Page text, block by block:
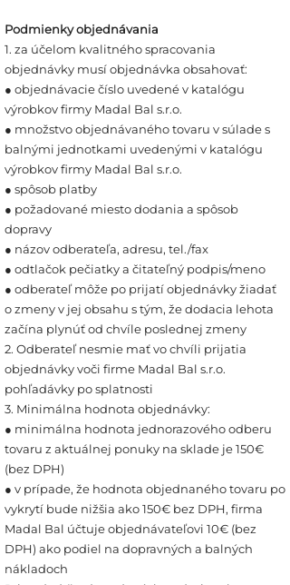
Podmienky objednávania
1. za účelom kvalitného spracovania
objednávky musí objednávka obsahovať:
● objednávacie číslo uvedené v katalógu
výrobkov firmy Madal Bal s.r.o.
● množstvo objednávaného tovaru v súlade s
balnými jednotkami uvedenými v katalógu
výrobkov firmy Madal Bal s.r.o.
● spôsob platby
● požadované miesto dodania a spôsob
dopravy
● názov odberateľa, adresu, tel./fax
● odtlačok pečiatky a čitateľný podpis/meno
● odberateľ môže po prijatí objednávky žiadať
o zmeny v jej obsahu s tým, že dodacia lehota
začína plynúť od chvíle poslednej zmeny
2. Odberateľ nesmie mať vo chvíli prijatia
objednávky voči firme Madal Bal s.r.o.
pohľadávky po splatnosti
3. Minimálna hodnota objednávky:
● minimálna hodnota jednorazového odberu
tovaru z aktuálnej ponuky na sklade je 150€
(bez DPH)
● v prípade, že hodnota objednaného tovaru po
vykrytí bude nižšia ako 150€ bez DPH, firma
Madal Bal účtuje objednávateľovi 10€ (bez
DPH) ako podiel na dopravných a balných
nákladoch